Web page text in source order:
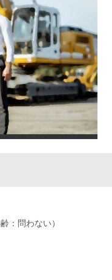
：問わない）